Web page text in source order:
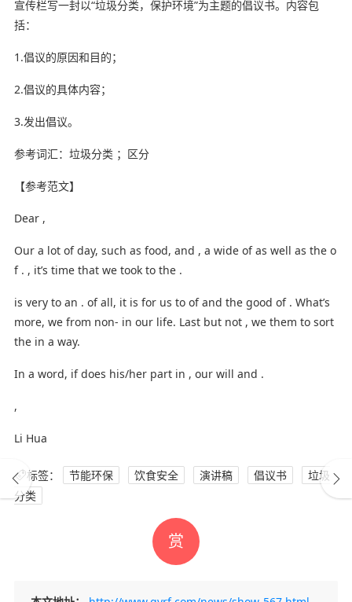
宣传栏写一封以“垃圾分类，保护环境”为主题的倡议书。内容包
括：
1.倡议的原因和目的；
2.倡议的具体内容；
3.发出倡议。
参考词汇：垃圾分类 ；区分
【参考范文】
Dear ,
Our a lot of day, such as food, and , a wide of as well as the o
f . , it’s time that we took to the .
is very to an . of all, it is for us to of and the good of . What’s
more, we from non-­ in our life. Last but not , we them to sort
the in a way.
In a word, if does his/her part in , our will and .
,
Li Hua
标签： 节能环保 饮食安全 演讲稿 倡议书
垃圾
分类
赏